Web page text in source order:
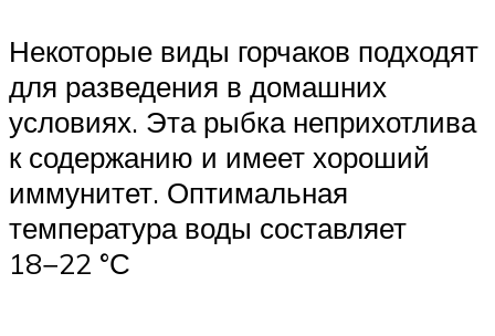
Некоторые виды горчаков подходят
для разведения в домашних
условиях. Эта рыбка неприхотлива
к содержанию и имеет хороший
иммунитет. Оптимальная
температура воды составляет
18−22 °С